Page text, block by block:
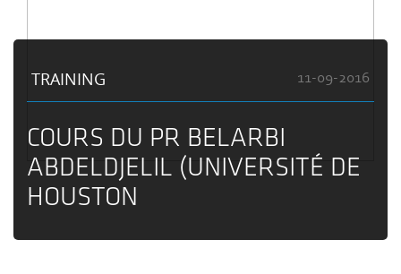
TRAINING 11-09-2016
COURS DU PR BELARBI‏
ABDELDJELIL (UNIVERSITÉ DE
HOUSTON